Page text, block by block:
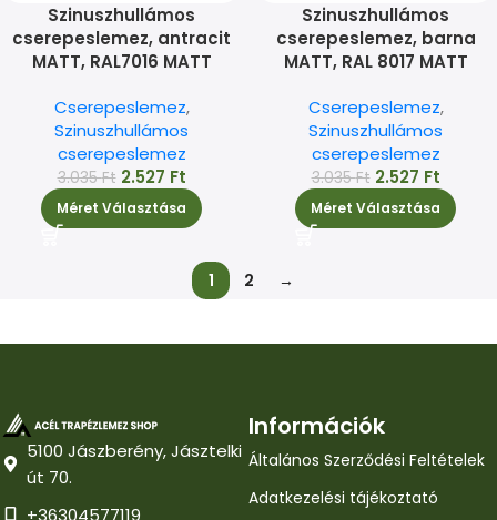
Szinuszhullámos
cserepeslemez, antracit
MATT, RAL7016 MATT
Cserepeslemez,
Szinuszhullámos
cserepeslemez
3.035Ft 2.527 Ft
Méret Választása
Szinuszhullámos
cserepeslemez, barna
MATT, RAL 8017 MATT
Cserepeslemez,
Szinuszhullámos
cserepeslemez
3.035Ft 2.527 Ft
Méret Választása
1 2 →
5100 Jászberény, Jásztelki
út 70.
+36304577119
Információk
Általános Szerződési Feltételek
Adatkezelési tájékoztató